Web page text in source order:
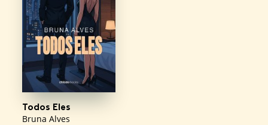
Todos Eles
Bruna Alves